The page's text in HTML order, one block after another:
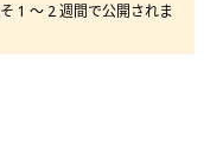
1 ～ 2 週間で公開されま